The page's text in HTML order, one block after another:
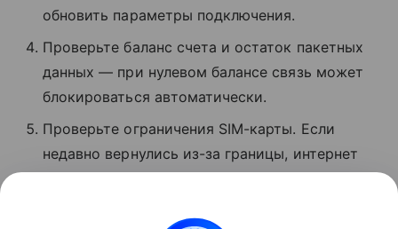
обновить параметры подключения.
Проверьте баланс счета и остаток пакетных
данных — при нулевом балансе связь может
блокироваться автоматически.
Проверьте ограничения SIM-карты. Если
недавно вернулись из-за границы, интернет
может быть временно заблокирован.